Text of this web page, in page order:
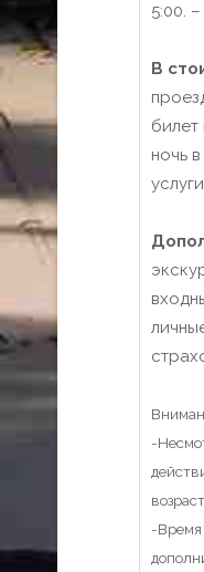
5:00.
В
билет
ночь
-
-Время